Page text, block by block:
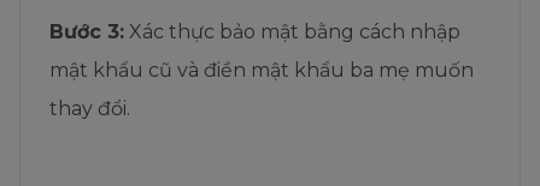
Bước 3: Xác thực bảo mật bằng cách nhập
mật khẩu cũ và điền mật khẩu ba mẹ muốn
thay đổi.